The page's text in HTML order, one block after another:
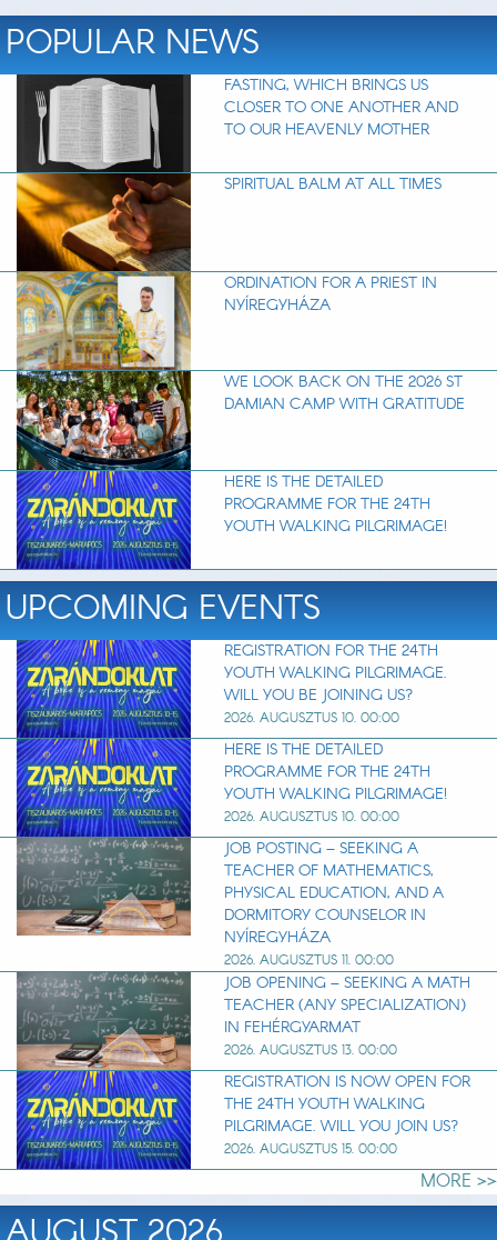
POPULAR NEWS
FASTING, WHICH BRINGS US
CLOSER TO ONE ANOTHER AND
TO OUR HEAVENLY MOTHER
SPIRITUAL BALM AT ALL TIMES
ORDINATION FOR A PRIEST IN
NYÍREGYHÁZA
WE LOOK BACK ON THE 2026 ST
DAMIAN CAMP WITH GRATITUDE
HERE IS THE DETAILED
PROGRAMME FOR THE 24TH
YOUTH WALKING PILGRIMAGE!
UPCOMING EVENTS
REGISTRATION FOR THE 24TH
YOUTH WALKING PILGRIMAGE.
WILL YOU BE JOINING US?
2026. AUGUSZTUS 10. 00:00
HERE IS THE DETAILED
PROGRAMME FOR THE 24TH
YOUTH WALKING PILGRIMAGE!
2026. AUGUSZTUS 10. 00:00
JOB POSTING – SEEKING A
TEACHER OF MATHEMATICS,
PHYSICAL EDUCATION, AND A
DORMITORY COUNSELOR IN
NYÍREGYHÁZA
2026. AUGUSZTUS 11. 00:00
JOB OPENING – SEEKING A MATH
TEACHER (ANY SPECIALIZATION)
IN FEHÉRGYARMAT
2026. AUGUSZTUS 13. 00:00
REGISTRATION IS NOW OPEN FOR
THE 24TH YOUTH WALKING
PILGRIMAGE. WILL YOU JOIN US?
2026. AUGUSZTUS 15. 00:00
MORE >>